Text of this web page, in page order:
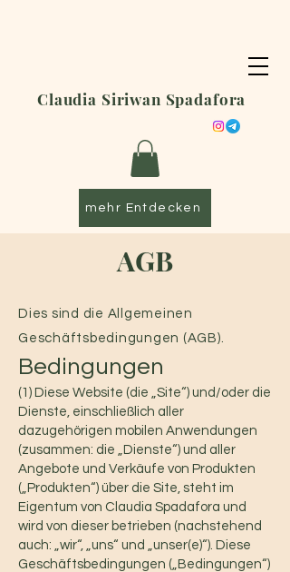
Claudia Siriwan Spadafora
mehr Entdecken
AGB
Dies sind die Allgemeinen
Geschäftsbedingungen (AGB).
Bedingungen
(1) Diese Website (die „Site“) und/oder die
Dienste, einschließlich aller
dazugehörigen mobilen Anwendungen
(zusammen: die „Dienste“) und aller
Angebote und Verkäufe von Produkten
(„Produkten“) über die Site, steht im
Eigentum von Claudia Spadafora und
wird von dieser betrieben (nachstehend
auch: „wir“, „uns“ und „unser(e)“). Diese
Geschäftsbedingungen („Bedingungen“)